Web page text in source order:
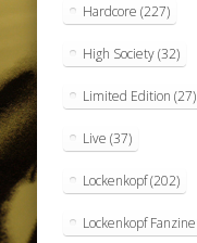
Hardcore (227)
High Society(32)
Limited Edition (27)
Live (37)
Lockenkopf(202)
Lockenkopf Fanzine